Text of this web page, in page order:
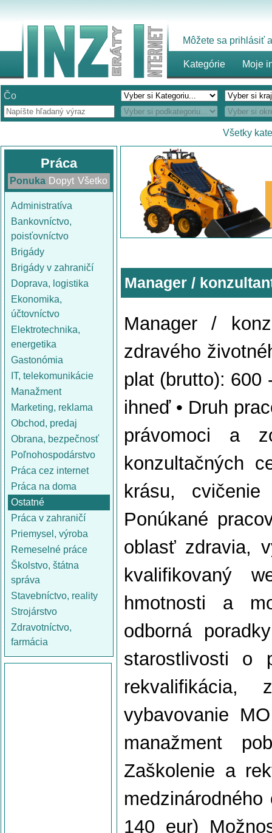
Môžete sa prihlásiť
Kategórie Moje
Čo
Všetky
Práca
Ponuka Dopyt Všetko
Administratíva
Bankovníctvo,
poisťovníctvo
Brigády
Brigády v zahraničí
Doprava, logistika
Ekonomika,
účtovníctvo
Elektrotechnika,
energetika
Gastonómia
IT, telekomunikácie
Manažment
Marketing, reklama
Obchod, predaj
Obrana, bezpečnosť
Poľnohospodárstvo
Práca cez internet
Práca na doma
Ostatné
Práca v zahraničí
Priemysel, výroba
Remeselné práce
Školstvo, štátna
správa
Stavebníctvo, reality
Strojárstvo
Zdravotníctvo,
farmácia
Manager /
Manager /
zdravého
plat (brutto): 600
ihneď • Druh
právomoci a
konzultačných
krásu,
Ponúkané
oblasť zdravia,
kvalifikovaný
hmotnosti a
odborná
starostlivosti o
rekvalifikácia,
vybavovanie
manažment
Zaškolenie a
140 eur)